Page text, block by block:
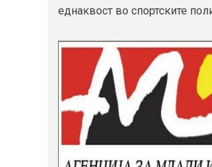
еднаквост во спортските